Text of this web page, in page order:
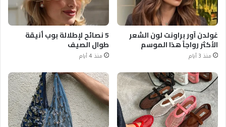
غولدن آور براونت لون الشعر
الأكثر رواجاً هذا الموسم
منذ 3 أيام
5 نصائح لإطلالة بوب أنيقة
طوال الصيف
منذ 4 أيام